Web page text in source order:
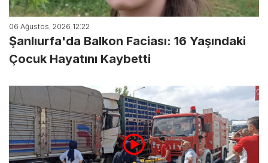
06 Ağustos, 2026 12:22
Şanlıurfa'da Balkon Faciası: 16 Yaşındaki
Çocuk Hayatını Kaybetti